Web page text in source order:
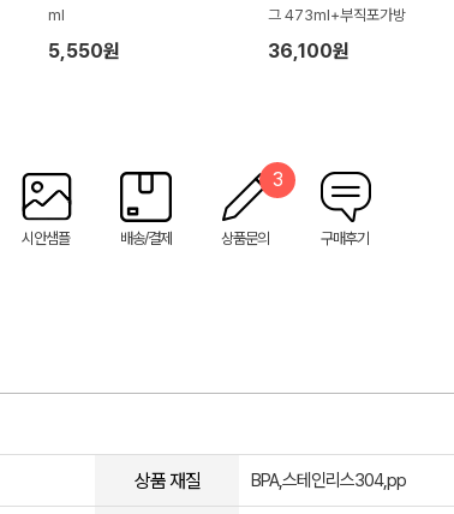
ml
5,550원
그 473ml+부직포가방
36,100원
시안샘플 배송/결제 상품문의
3
구매후기
상품 재질 BPA,스테인리스304,pp